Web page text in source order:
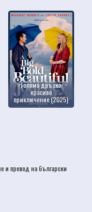
Голямо дръзко
красиво
приключение (2025)
и превод на български